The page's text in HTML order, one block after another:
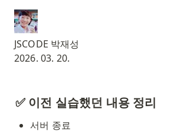
JSCODE 박재성
2026. 03. 20.
✅ 이전 실습했던 내용 정리
서버 종료